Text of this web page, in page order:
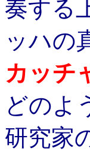
奏する
ッハの
カッチ
どのよ
研究家